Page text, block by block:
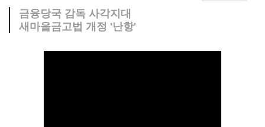
금융당국 감독 사각지대
새마을금고법 개정 '난항'